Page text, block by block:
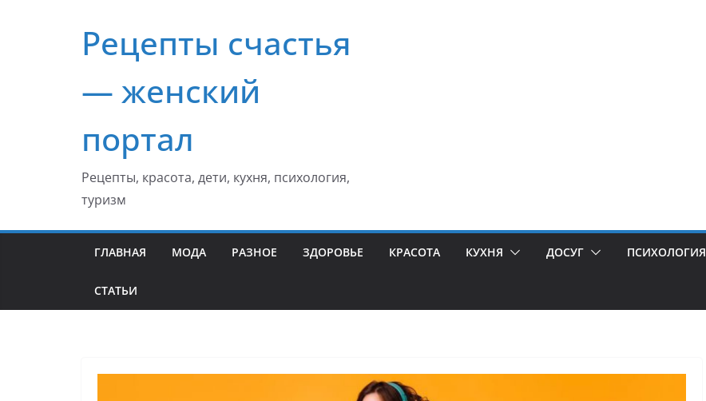
содержимомуРецепты счастья
— женский
портал
Рецепты, красота, дети, кухня, психология,
туризм
ГЛАВНАЯ МОДА РАЗНОЕ ЗДОРОВЬЕ КРАСОТА КУХНЯ ДОСУГ ПСИХОЛОГИЯ
СТАТЬИ